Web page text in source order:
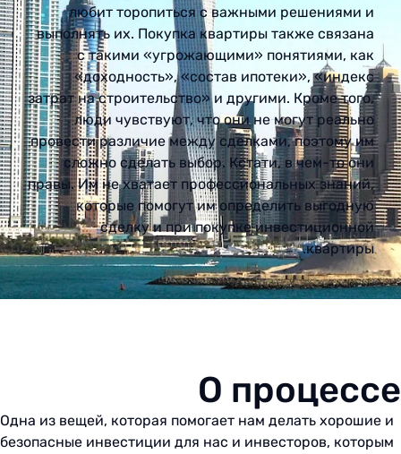
любит торопиться с важными решениями и
выполнять их. Покупка квартиры также связана
с такими «угрожающими» понятиями, как
«доходность», «состав ипотеки», «индекс
затрат на строительство» и другими. Кроме того,
люди чувствуют, что они не могут реально
провести различие между сделками, поэтому им
сложно сделать выбор. Кстати, в чем-то они
правы. Им не хватает профессиональных знаний,
которые помогут им определить выгодную
сделку и при покупке инвестиционной
квартиры.
О процессе
Одна из вещей, которая помогает нам делать хорошие и
безопасные инвестиции для нас и инвесторов, которым